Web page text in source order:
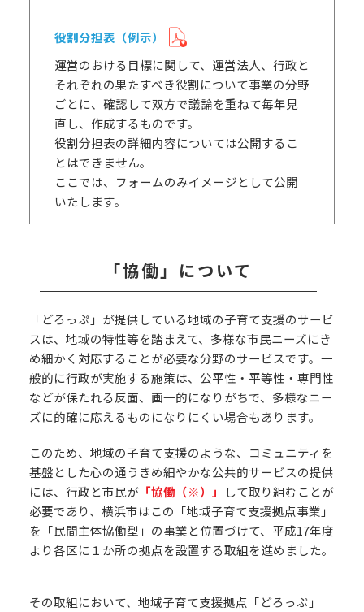
役割分担表（例示）
運営のおける目標に関して、運営法人、行政と
それぞれの果たすべき役割について事業の分野
ごとに、確認して双方で議論を重ねて毎年見
直し、作成するものです。
役割分担表の詳細内容については公開するこ
とはできません。
ここでは、フォームのみイメージとして公開
いたします。
「協働」について
「どろっぷ」が提供している地域の子育て支援のサービ
スは、地域の特性等を踏まえて、多様な市民ニーズにき
め細かく対応することが必要な分野のサービスです。一
般的に行政が実施する施策は、公平性・平等性・専門性
などが保たれる反面、画一的になりがちで、多様なニー
ズに的確に応えるものになりにくい場合もあります。
このため、地域の子育て支援のような、コミュニティを
基盤とした心の通うきめ細やかな公共的サービスの提供
には、行政と市民が 「協働（※）」
して取り組むことが
必要であり、横浜市はこの「地域子育て支援拠点事業」
を「民間主体協働型」の事業と位置づけて、平成17年度
より各区に１か所の拠点を設置する取組を進めました。
その取組において、地域子育て支援拠点「どろっぷ」